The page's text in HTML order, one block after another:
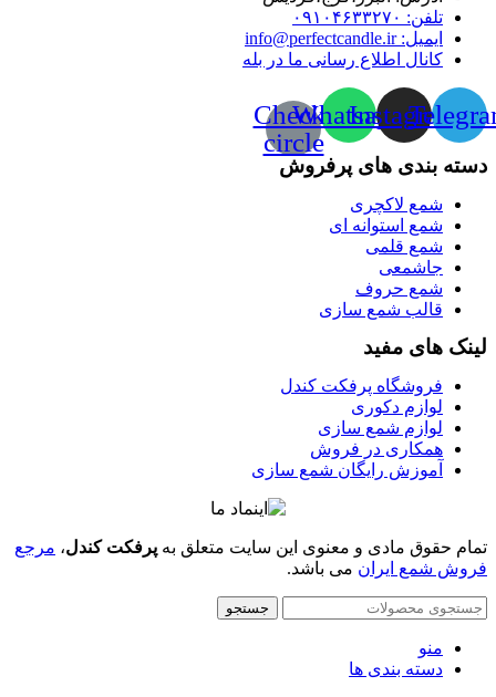
تلفن: ۰۹۱۰۴۶۳۳۲۷۰
ایمیل: info@perfectcandle.ir
کانال اطلاع رسانی ما در بله
Instagram
Whatsapp
Check-
circle
دسته بندی های پرفروش
شمع لاکچری
شمع استوانه ای
شمع قلمی
جاشمعی
شمع حروف
قالب شمع سازی
لینک های مفید
فروشگاه پرفکت کندل
لوازم دکوری
لوازم شمع سازی
همکاری در فروش
آموزش رایگان شمع سازی
تمام حقوق مادی و معنوی این سایت متعلق به پرفکت کندل، مرجع
فروش شمع ایران می باشد.
جستجو
منو
دسته بندی ها